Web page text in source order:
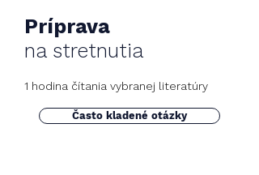
Príprava
na stretnutia
1 hodina čítania vybranej literatúry
Často kladené otázky